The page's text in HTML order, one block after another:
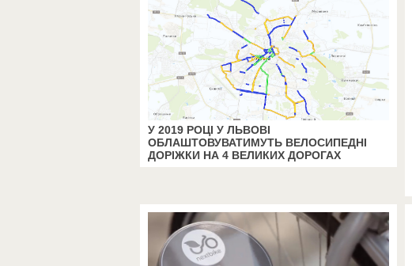
У 2019 РОЦІ У ЛЬВОВІ
ОБЛАШТОВУВАТИМУТЬ ВЕЛОСИПЕДНІ
ДОРІЖКИ НА 4 ВЕЛИКИХ ДОРОГАХ